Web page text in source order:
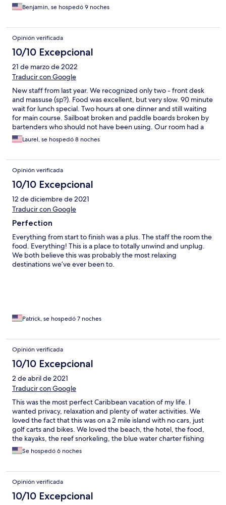
Benjamin, se hospedó 9 noches
Opinión verificada
10/10 Excepcional
21 de marzo de 2022
Traducir con Google
New staff from last year. We recognized only two - front desk
and massuse (sp?). Food was excellent, but very slow. 90 minute
wait for lunch special. Two hours at one dinner and still waiting
for main course. Sailboat broken and paddle boards broken by
bartenders who should not have been using. Our room had a
broken door. We pointed it out and housekeeper said it had
been on maintenance’s radar for a while. However. Maintenance
we already reserved our week for next year. Our own private
slice of heaven.
Laurel, se hospedó 8 noches
Opinión verificada
10/10 Excepcional
12 de diciembre de 2021
Traducir con Google
Perfection
Everything from start to finish was a plus. The staff the room the
food. Everything! This is a place to totally unwind and unplug.
We both believe this was probably the most relaxing
destinations we’ve ever been to.
Patrick, se hospedó 7 noches
Opinión verificada
10/10 Excepcional
2 de abril de 2021
Traducir con Google
This was the most perfect Caribbean vacation of my life. I
wanted privacy, relaxation and plenty of water activities. We
loved the fact that this was on a 2 mile island with no cars, just
golf carts and bikes. We loved the beach, the hotel, the food,
the kayaks, the reef snorkeling, the blue water charter fishing
and outstanding massage. Oh, did I mention how gourmet all
the meals were? Amazing
Se hospedó 6 noches
Opinión verificada
10/10 Excepcional